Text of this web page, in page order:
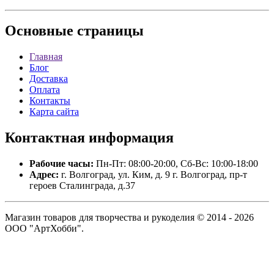
Основные страницы
Главная
Блог
Доставка
Оплата
Контакты
Карта сайта
Контактная информация
Рабочие часы: Пн-Пт: 08:00-20:00, Сб-Вс: 10:00-18:00
Адрес: г. Волгоград, ул. Ким, д. 9 г. Волгоград, пр-т
героев Сталинграда, д.37
Магазин товаров для творчества и рукоделия © 2014 - 2026
ООО "АртХобби".